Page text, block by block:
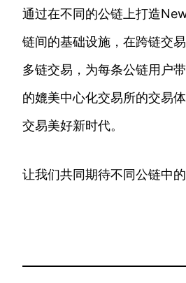
通过在不同的公链上打造
链间的基础设施，在跨链交
多链交易，为每条公链用户
的媲美中心化交易所的交易
交易美好新时代。
让我们共同期待不同公链中